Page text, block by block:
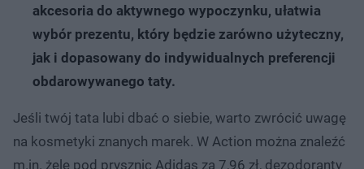
akcesoria do aktywnego wypoczynku, ułatwia
wybór prezentu, który będzie zarówno użyteczny,
jak i dopasowany do indywidualnych preferencji
obdarowywanego taty.
Jeśli twój tata lubi dbać o siebie, warto zwrócić uwagę
na kosmetyki znanych marek. W Action można znaleźć
m.in. żele pod prysznic Adidas za 7,96 zł, dezodoranty